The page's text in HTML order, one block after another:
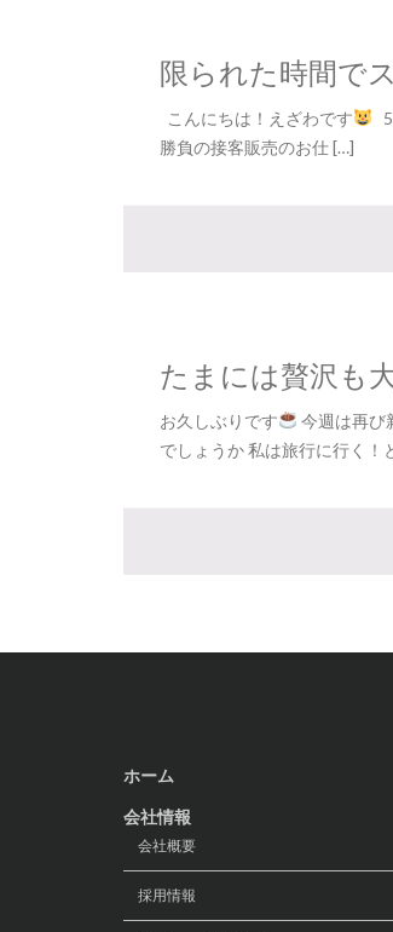
限られた時間で
こんにちは！えざわです
勝負の接客販売のお仕 […]
たまには贅沢も
お久しぶりです 今週は再び
でしょうか 私は旅行に行く！
ホーム
会社情報
会社概要
採用情報